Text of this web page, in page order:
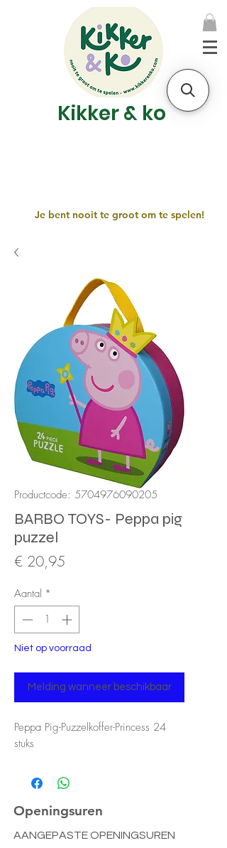
Kikker & ko
Je bent nooit te groot om te spelen!
Productcode: 5704976090205
BARBO TOYS- Peppa pig
puzzel
€ 20,95
Aantal *
Niet op voorraad
Melding wanneer beschikbaar
Peppa Pig-Puzzelkoffer-Princess 24
stuks
Openingsuren
AANGEPASTE OPENINGSUREN